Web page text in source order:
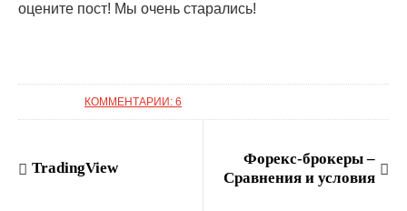
оцените пост! Мы очень старались!
КОММЕНТАРИИ: 6
TradingView
Форекс-брокеры –
Сравнения и условия